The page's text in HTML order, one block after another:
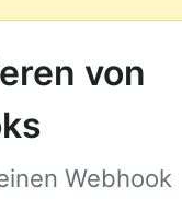
von
Webhook